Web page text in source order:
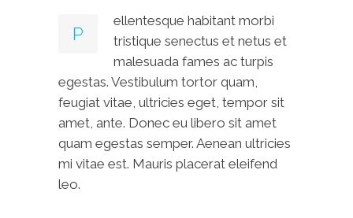
P
ellentesque habitant morbi
tristique senectus et netus et
malesuada fames ac turpis
egestas. Vestibulum tortor quam,
feugiat vitae, ultricies eget, tempor sit
amet, ante. Donec eu libero sit amet
quam egestas semper. Aenean ultricies
mi vitae est. Mauris placerat eleifend
leo.